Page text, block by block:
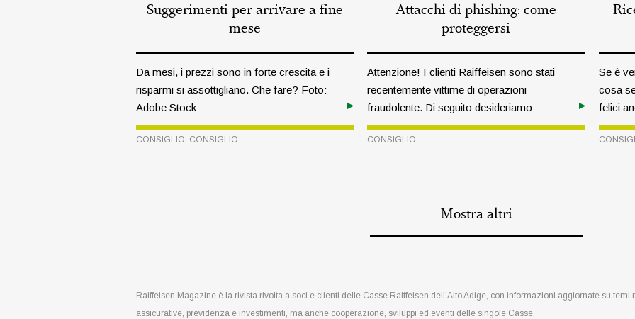
Suggerimenti per arrivare a fine
mese
Da mesi, i prezzi sono in forte crescita e i
risparmi si assottigliano. Che fare? Foto:
Adobe Stock
CONSIGLIO, CONSIGLIO
Attacchi di phishing: come
proteggersi
Attenzione! I clienti Raiffeisen sono stati
recentemente vittime di operazioni
fraudolente. Di seguito desideriamo
fornirvi alcune informazioni concrete sugli
attacchi perpetrati e pratici consigli su
CONSIGLIO
Se è
cosa
felici
Mostra altri
Raiffeisen Magazine è la rivista rivolta a soci e clienti delle Casse Raiffeisen dell’Alto Adige, con informazioni aggiornate su
assicurative, previdenza e investimenti, ma anche cooperazione, sviluppi ed eventi delle singole Casse.